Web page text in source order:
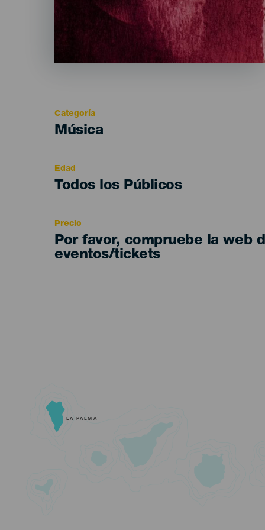
Categoría
Categoría
Música
Edad
Edad
Todos los Públicos
Precio
Por favor, compruebe la web
eventos/tickets
LA PALMA